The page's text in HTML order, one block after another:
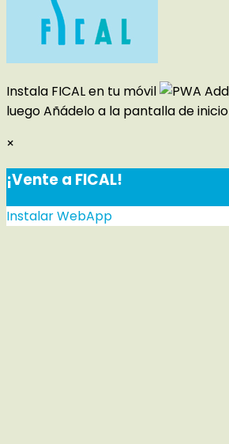
Instala FICAL en tu móvil
luegoAñádelo a la pantalla de inicio
×
¡Vente a FICAL!
Instalar WebApp